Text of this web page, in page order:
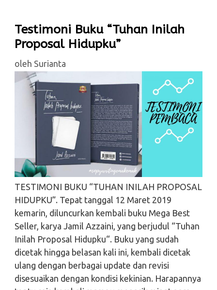
Testimoni Buku “Tuhan Inilah
Proposal Hidupku”
oleh Surianta
TESTIMONI BUKU “TUHAN INILAH PROPOSAL
HIDUPKU”. Tepat tanggal 12 Maret 2019
kemarin, diluncurkan kembali buku Mega Best
Seller, karya Jamil Azzaini, yang berjudul “Tuhan
Inilah Proposal Hidupku“. Buku yang sudah
dicetak hingga belasan kali ini, kembali dicetak
ulang dengan berbagai update dan revisi
disesuaikan dengan kondisi kekinian. Harapannya